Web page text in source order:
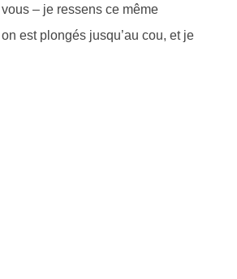
– je ressens ce même
est plongés jusqu’au cou, et je